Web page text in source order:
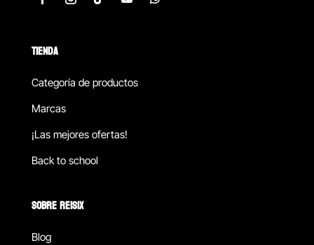
TIENDA
Categoría de productos
Marcas
¡Las mejores ofertas!
Back to school
SOBRE REISIX
Blog